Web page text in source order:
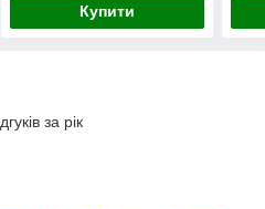
Купити
за рік